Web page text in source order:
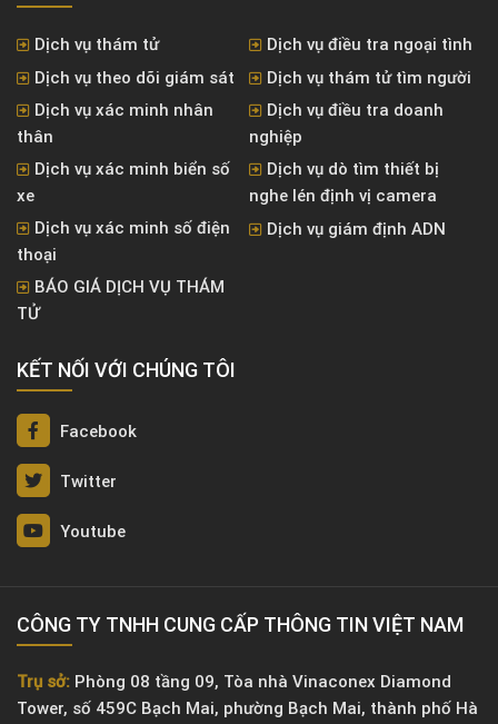
Dịch vụ thám tử
Dịch vụ điều tra ngoại tình
Dịch vụ theo dõi giám sát
Dịch vụ thám tử tìm người
Dịch vụ xác minh nhân
thân
Dịch vụ điều tra doanh
nghiệp
Dịch vụ xác minh biển số
xe
Dịch vụ dò tìm thiết bị
nghe lén định vị camera
Dịch vụ xác minh số điện
thoại
Dịch vụ giám định ADN
BÁO GIÁ DỊCH VỤ THÁM
TỬ
KẾT NỐI VỚI CHÚNG TÔI
Facebook
Twitter
Youtube
CÔNG TY TNHH CUNG CẤP THÔNG TIN VIỆT NAM
Trụ sở: Phòng 08 tầng 09, Tòa nhà Vinaconex Diamond
Tower, số 459C Bạch Mai, phường Bạch Mai, thành phố Hà